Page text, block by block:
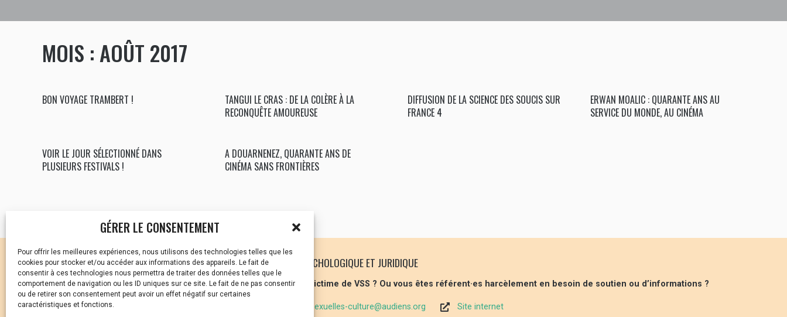
GÉRER LE CONSENTEMENT
Pour offrir les meilleures expériences, nous utilisons des technologies telles que les
cookies pour stocker et/ou accéder aux informations des appareils. Le fait de
consentir à ces technologies nous permettra de traiter des données telles que le
comportement de navigation ou les ID uniques sur ce site. Le fait de ne pas consentir
ou de retirer son consentement peut avoir un effet négatif sur certaines
caractéristiques et fonctions.
MOIS : AOÛT 2017
BON VOYAGE TRAMBERT !
TANGUI LE CRAS : DE LA COLÈRE À LA
RECONQUÊTE AMOUREUSE
DIFFUSION DE LA SCIENCE DES SOUCIS SUR
FRANCE 4
ERWAN MOALIC : QUARANTE ANS AU
SERVICE DU MONDE, AU CINÉMA
VOIR LE JOUR SÉLECTIONNÉ DANS
PLUSIEURS FESTIVALS !
A DOUARNENEZ, QUARANTE ANS DE
CINÉMA SANS FRONTIÈRES
CELLULE D’ÉCOUTE ET DE SOUTIEN PSYCHOLOGIQUE ET JURIDIQUE
Vous avez été témoin ou vous êtes victime de VSS ? Ou vous êtes référent·es harcèlement en besoin de soutien ou d’informations ?
violences-sexuelles-culture@audiens.org Site internet